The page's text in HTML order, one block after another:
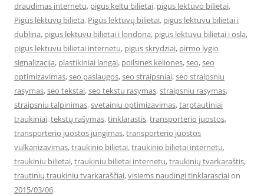
draudimas internetu, pigus keltu bilietai, pigus lektuvo bilietai,
Pigūs lėktuvų bilieta, Pigūs lėktuvų bilietai, pigus lektuvu bilietai i
dublina, pigus lektuvu bilietai i londona, pigus lektuvu bilietai i osla,
pigus lektuvu bilietai internetu, pigus skrydziai, pirmo lygio
signalizacija, plastikiniai langai, poilsines keliones,seo,seo
optimizavimas,seo paslaugos,seo straipsniai,seo straipsniu
rasymas,seo tekstai,seo tekstu rasymas,straipsniu rasymas,
straipsniu talpinimas,svetainiu optimizavimas,tarptautiniai
traukiniai,tekstų rašymas,tinklarastis,transporterio juostos,
transporterio juostos jungimas,transporterio juostos
vulkanizavimas,traukinio bilietai,traukinio bilietai internetu,
traukiniu bilietai,traukiniu bilietai internetu,traukinių tvarkaraštis,
trautinių traukinių tvarkaraščiai,visiems naudingi tinklarasciaion
2015/03/06.